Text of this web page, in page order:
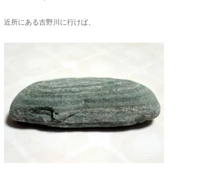
近所にある吉野川に行けば、